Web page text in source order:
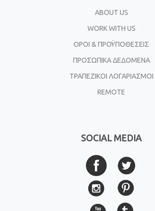
ABOUT US
WORK WITH US
ΟΡΟΙ & ΠΡΟΫΠΟΘΕΣΕΙΣ
ΠΡΟΣΩΠΙΚΑ ΔΕΔΟΜΕΝΑ
ΤΡΑΠΕΖΙΚΟΙ ΛΟΓΑΡΙΑΣΜΟΙ
REMOTE
SOCIAL MEDIA